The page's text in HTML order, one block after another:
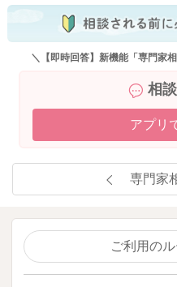
＼【即時回答】新機能「専門家
相
アプリ
専門家
ご利用の